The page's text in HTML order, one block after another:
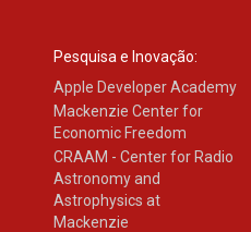
Pesquisa e Inovação:
Apple Developer Academy
Mackenzie Center for
Economic Freedom
CRAAM - Center for Radio
Astronomy and
Astrophysics at
Mackenzie